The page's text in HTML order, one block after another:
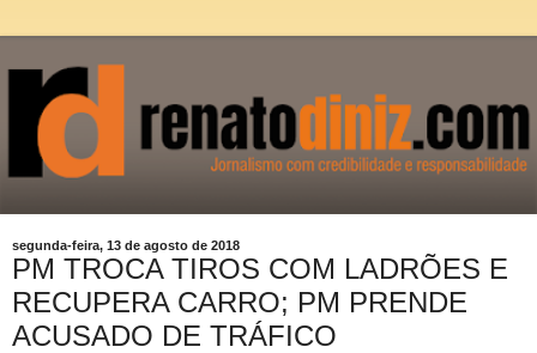
segunda-feira, 13 de agosto de 2018
PM TROCA TIROS COM LADRÕES E
RECUPERA CARRO; PM PRENDE
ACUSADO DE TRÁFICO